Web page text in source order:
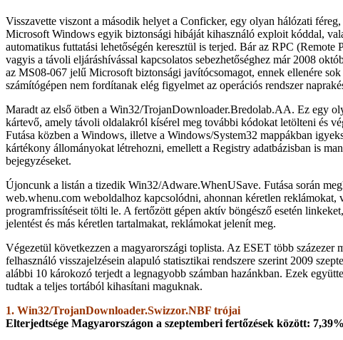
Visszavette viszont a második helyet a Conficker, egy olyan hálózati féreg,
Microsoft Windows egyik biztonsági hibáját kihasználó exploit kóddal,
automatikus futtatási lehetőségén keresztül is terjed. Bár az RPC (Remote
vagyis a távoli eljáráshívással kapcsolatos sebezhetőséghez már 2008
az MS08-067 jelű Microsoft biztonsági javítócsomagot, ennek ellenére
számítógépen nem fordítanak elég figyelmet az operációs rendszer
Maradt az első ötben a Win32/TrojanDownloader.Bredolab.AA. Ez egy
kártevő, amely távoli oldalakról kísérel meg további kódokat letölteni és
Futása közben a Windows, illetve a Windows/System32 mappákban
kártékony állományokat létrehozni, emellett a Registry adatbázisban is
bejegyzéseket.
Újoncunk a listán a tizedik Win32/Adware.WhenUSave. Futása során
web.whenu.com weboldalhoz kapcsolódni, ahonnan kéretlen reklámokat,
programfrissítéseit tölti le. A fertőzött gépen aktív böngésző esetén
jelentést és más kéretlen tartalmakat, reklámokat jelenít meg.
Végezetül következzen a magyarországi toplista. Az ESET több százezer
felhasználó visszajelzésein alapuló statisztikai rendszere szerint 2009
alábbi 10 károkozó terjedt a legnagyobb számban hazánkban. Ezek
tudtak a teljes tortából kihasítani maguknak.
1. Win32/TrojanDownloader.Swizzor.NBF trójai
Elterjedtsége Magyarországon a szeptemberi fertőzések között: 7,39%